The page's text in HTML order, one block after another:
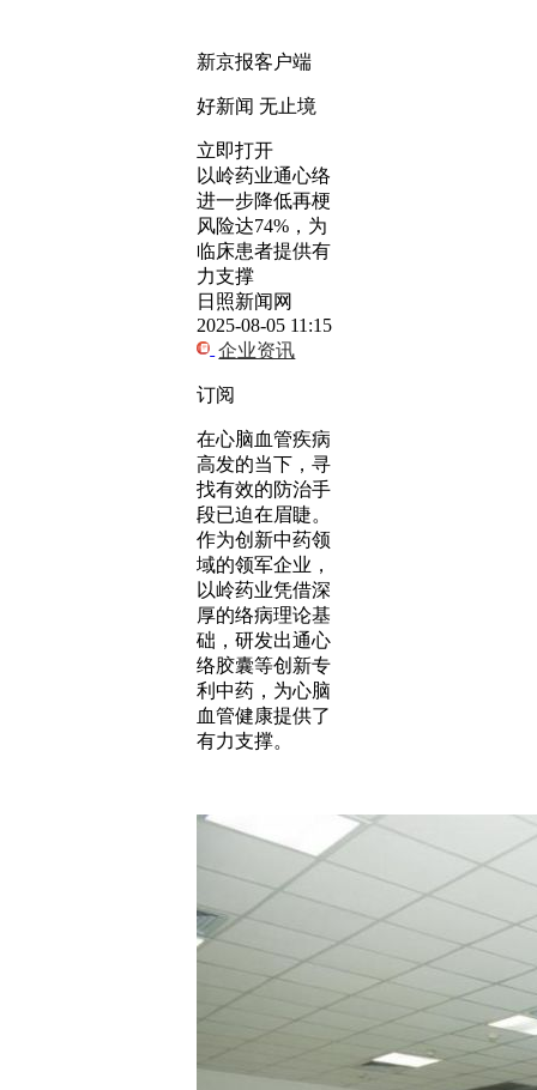
新京报客户端
好新闻 无止境
立即打开
以岭药业通心络
进一步降低再梗
风险达74%，为
临床患者提供有
力支撑
日照新闻网
2025-08-05 11:15
企业资讯
订阅
在心脑血管疾病
高发的当下，寻
找有效的防治手
段已迫在眉睫。
作为创新中药领
域的领军企业，
以岭药业凭借深
厚的络病理论基
础，研发出通心
络胶囊等创新专
利中药，为心脑
血管健康提供了
有力支撑。